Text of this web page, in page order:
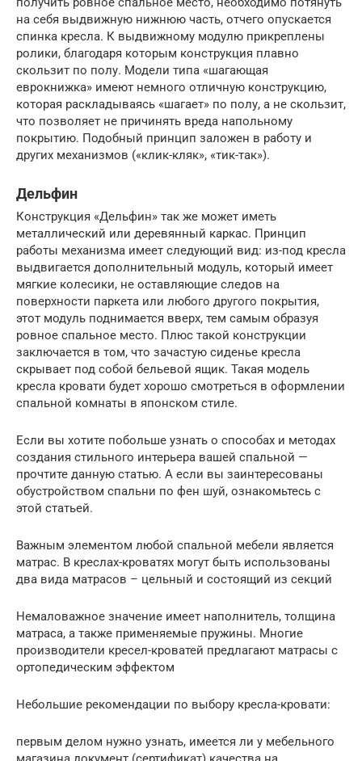
на себя выдвижную нижнюю часть, отчего опускается
спинка кресла. К выдвижному модулю прикреплены
ролики, благодаря которым конструкция плавно
скользит по полу. Модели типа «шагающая
еврокнижка» имеют немного отличную конструкцию,
которая раскладываясь «шагает» по полу, а не скользит,
что позволяет не причинять вреда напольному
покрытию. Подобный принцип заложен в работу и
других механизмов («клик-кляк», «тик-так»).
Дельфин
Конструкция «Дельфин» так же может иметь
металлический или деревянный каркас. Принцип
работы механизма имеет следующий вид: из-под кресла
выдвигается дополнительный модуль, который имеет
мягкие колесики, не оставляющие следов на
поверхности паркета или любого другого покрытия,
этот модуль поднимается вверх, тем самым образуя
ровное спальное место. Плюс такой конструкции
заключается в том, что зачастую сиденье кресла
скрывает под собой бельевой ящик. Такая модель
кресла кровати будет хорошо смотреться в оформлении
спальной комнаты в японском стиле.
Если вы хотите побольше узнать о способах и методах
создания стильного интерьера вашей спальной —
прочтите данную статью. А если вы заинтересованы
обустройством спальни по фен шуй, ознакомьтесь с
этой статьей.
Важным элементом любой спальной мебели является
матрас. В креслах-кроватях могут быть использованы
два вида матрасов – цельный и состоящий из секций
Немаловажное значение имеет наполнитель, толщина
матраса, а также применяемые пружины. Многие
производители кресел-кроватей предлагают матрасы с
ортопедическим эффектом
Небольшие рекомендации по выбору кресла-кровати:
первым делом нужно узнать, имеется ли у мебельного